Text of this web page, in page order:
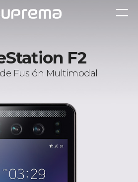
F2
Fusión Multimodal